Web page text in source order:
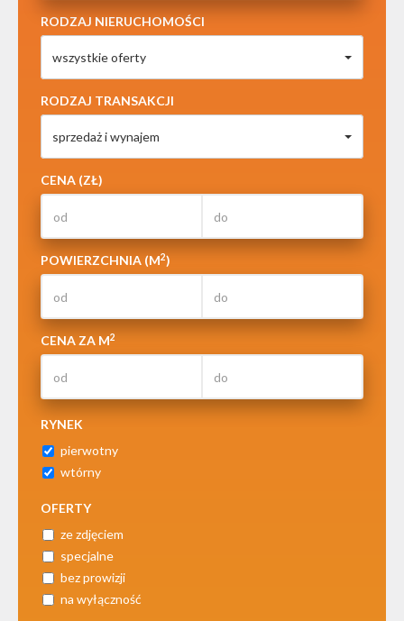
RODZAJ NIERUCHOMOŚCI
wszystkie oferty
RODZAJ TRANSAKCJI
sprzedaż i wynajem
CENA (ZŁ)
POWIERZCHNIA (M2)
CENA ZA M2
RYNEK
pierwotny
wtórny
OFERTY
ze zdjęciem
specjalne
bez prowizji
na wyłączność